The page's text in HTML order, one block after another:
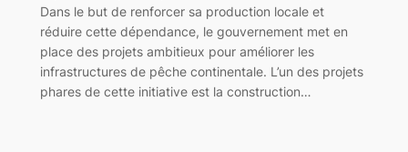
Dans le but de renforcer sa production locale et
réduire cette dépendance, le gouvernement met en
place des projets ambitieux pour améliorer les
infrastructures de pêche continentale. L’un des projets
phares de cette initiative est la construction…